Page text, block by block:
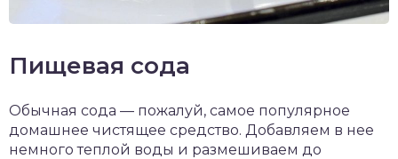
Пищевая сода
Обычная сода — пожалуй, самое популярное
домашнее чистящее средство. Добавляем в нее
немного теплой воды и размешиваем до